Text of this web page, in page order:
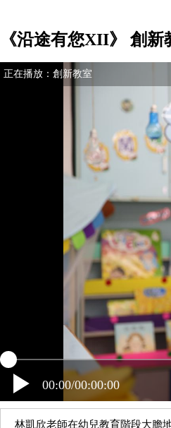
《沿途有您XII》 創新
00:00/00:00:00
正在播放： 創新教室
林凱欣老師在幼兒教育階段大膽